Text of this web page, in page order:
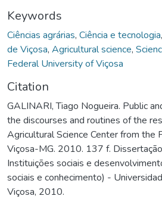
Keywords
Ciências agrárias, Ciência e tecnologia,
de Viçosa, Agricultural science,
Federal University of Viçosa
Citation
GALINARI, Tiago Nogueira. Public
the discourses and routines of the
Agricultural Science Center from the
Viçosa-MG. 2010. 137 f.
Instituições sociais e
sociais e conhecimento) -
Viçosa, 2010.